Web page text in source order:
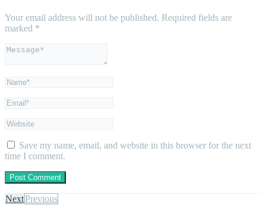
Your email address will not be published. Required fields are
marked *
Save my name, email, and website in this browser for the next
time I comment.
NextPrevious